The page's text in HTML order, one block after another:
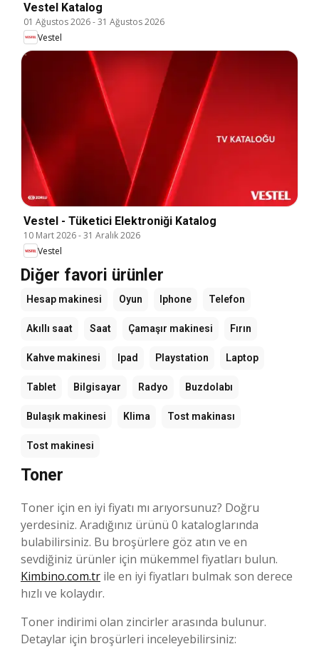
Vestel Katalog
01 Ağustos 2026-31 Ağustos 2026
Vestel
Vestel - Tüketici Elektroniği Katalog
10 Mart 2026-31 Aralık 2026
Vestel
Diğer favori ürünler
Hesap makinesi Oyun Iphone Telefon
Akıllı saat Saat Çamaşır makinesi Fırın
Kahve makinesi Ipad Playstation Laptop
Tablet Bilgisayar Radyo Buzdolabı
Bulaşık makinesi Klima Tost makinası
Tost makinesi
Toner
Toner için en iyi fiyatı mı arıyorsunuz? Doğru
yerdesiniz. Aradığınız ürünü 0 kataloglarında
bulabilirsiniz. Bu broşürlere göz atın ve en
sevdiğiniz ürünler için mükemmel fiyatları bulun.
Kimbino.com.tr ile en iyi fiyatları bulmak son derece
hızlı ve kolaydır.
Toner indirimi olan zincirler arasında bulunur.
Detaylar için broşürleri inceleyebilirsiniz: